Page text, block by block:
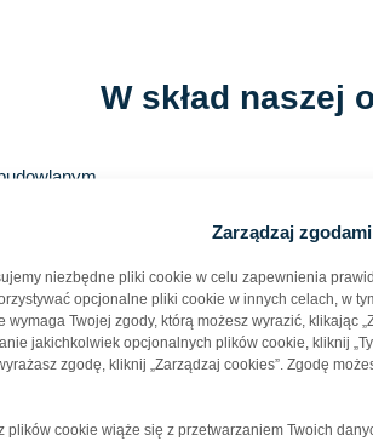
Zarządzaj
niezbędne pliki cookie w celu zapewnienia
opcjonalne pliki cookie w innych celach, w
wymaga Twojej zgody, którą możesz wyrazić, klikając
jakichkolwiek opcjonalnych plików cookie, kliknij
zgodę, kliknij „Zarządzaj cookies”. Zgodę
plików cookie wiąże się z przetwarzaniem Twoich
W skład naszej
wybranym przez inwestora
technicznych
pod kątem specyfikacji